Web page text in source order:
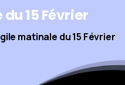
du15Février
matinale du 15 Février